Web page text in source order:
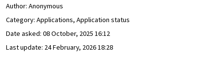
Author: Anonymous
Category: Applications, Application status
Date asked: 08 October, 2025 16:12
Last update: 24 February, 2026 18:28